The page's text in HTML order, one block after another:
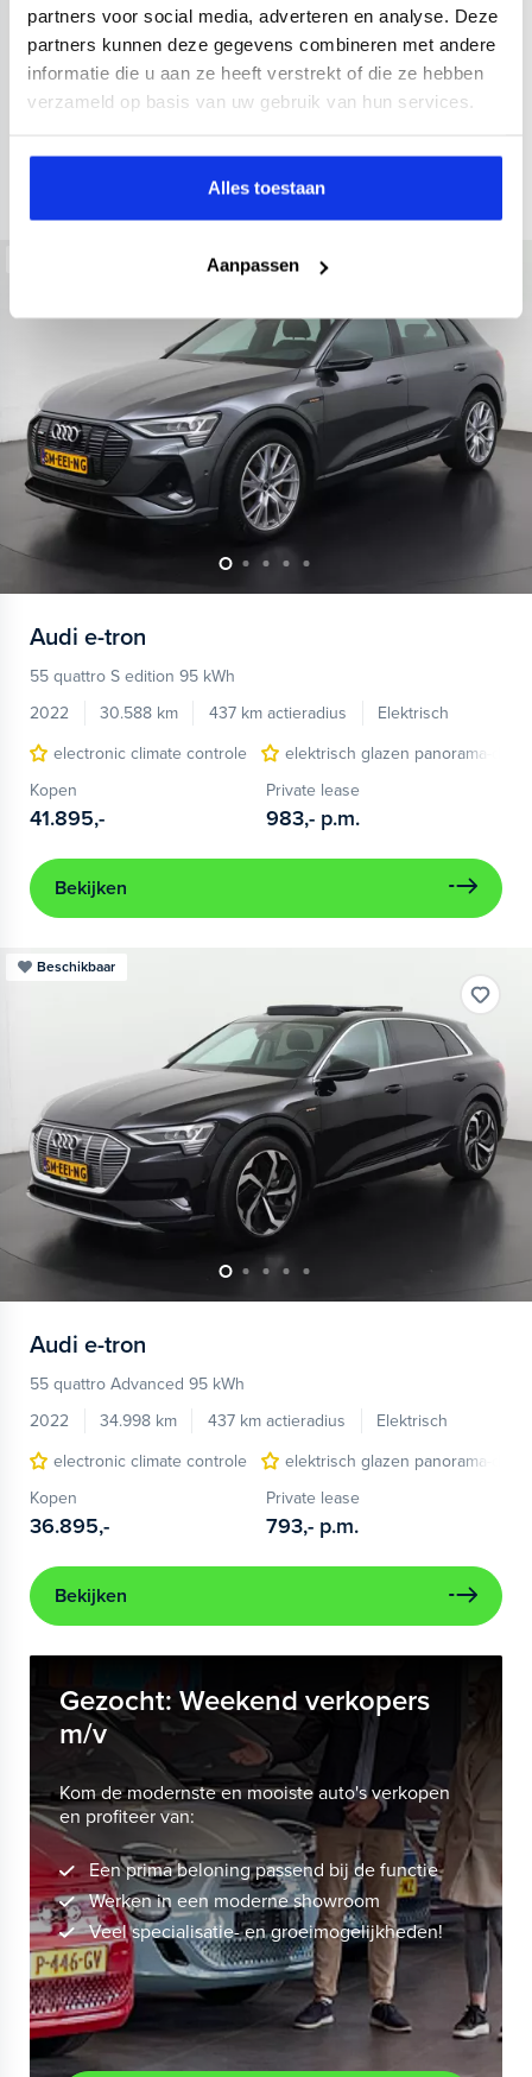
partners voor social media, adverteren en analyse. Deze
partners kunnen deze gegevens combineren met andere
informatie die u aan ze heeft verstrekt of die ze hebben
verzameld op basis van uw gebruik van hun services.
Alles toestaan
Aanpassen
Hybride benzine
Automaat
achteruitrijcamera
Apple Carplay/Android Auto
Kopen
Op aanvraag
Audi e-tron
55 quattro S edition 95 kWh
2022
30.588 km 437 km actieradius
Elektrisch
electronic climate controle
elektrisch glazen panorama-dak
Kopen
41.895,-
Private lease
983,- p.m.
Bekijken
Beschikbaar
Audi e-tron
55 quattro Advanced 95 kWh
2022
34.998 km 437 km actieradius
Elektrisch
electronic climate controle
elektrisch glazen panorama-dak
Kopen
36.895,-
Private lease
793,- p.m.
Bekijken
Gezocht: Weekend verkopers
m/v
Kom de modernste en mooiste auto's verkopen
en profiteer van:
Een prima beloning passend bij de functie
Werken in een moderne showroom
Veel specialisatie- en groeimogelijkheden!